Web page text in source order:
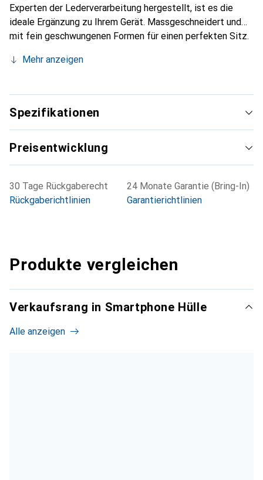
Experten der Lederverarbeitung hergestellt, ist es die
ideale Ergänzung zu Ihrem Gerät. Massgeschneidert und
mit fein geschwungenen Formen für einen perfekten Sitz.
Smartphone. Die Marke Noreve ist international für ihre
für den anspruchsvollen Kunden.
Mehr anzeigen
Spezifikationen
Preisentwicklung
30 Tage Rückgaberecht
Rückgaberichtlinien
24 Monate Garantie (Bring-In)
Garantierichtlinien
Produkte vergleichen
Verkaufsrang in Smartphone Hülle
Alle anzeigen